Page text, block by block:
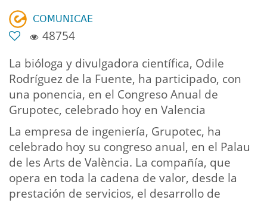
𝖢𝖮𝖬𝖴𝖭𝖨𝖢𝖠𝖤
48754
La bióloga y divulgadora científica, Odile
Rodríguez de la Fuente, ha participado, con
una ponencia, en el Congreso Anual de
Grupotec, celebrado hoy en Valencia
La empresa de ingeniería, Grupotec, ha
celebrado hoy su congreso anual, en el Palau
de les Arts de València. La compañía, que
opera en toda la cadena de valor, desde la
prestación de servicios, el desarrollo de